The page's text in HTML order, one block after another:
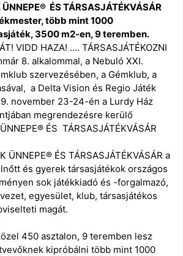
ÉS TÁRSASJÁTÉKVÁSÁR
több mint 1000
3500 m2-en, 9 teremben.
VIDD HAZA! …. TÁRSASJÁTÉKOZNI
8. alkalommal, a Nebuló XXI.
szervezésében, a Gémklub, a
a Delta Vision és Regio Játék
november 23-24-én a Lurdy Ház
megrendezésre kerülő
ÉS TÁRSASJÁTÉKVÁSÁR
ÜNNEPE® ÉS TÁRSASJÁTÉKVÁSÁR a
és gyerek társasjátékok országos
sok játékkiadó és -forgalmazó,
egyesület, klub, társasjátékos
magát.
450 asztalon, 9 teremben lesz
kipróbálni több mint 1000